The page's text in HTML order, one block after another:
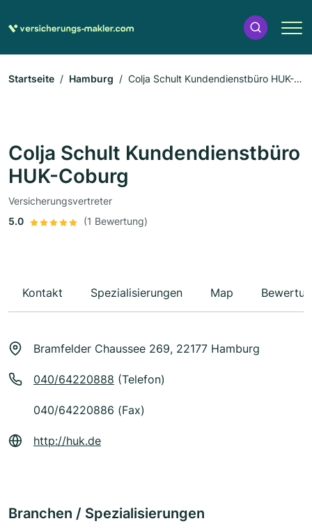
Startseite Hamburg
Colja Schult Kundendienstbüro HUK-
Colja Schult Kundendienstbüro
HUK-Coburg
Versicherungsvertreter
5.0
(1 Bewertung)
Kontakt Spezialisierungen Map
Bramfelder Chaussee 269, 22177 Hamburg
040/64220888 (Telefon)
040/64220886 (Fax)
http://huk.de
Branchen / Spezialisierungen